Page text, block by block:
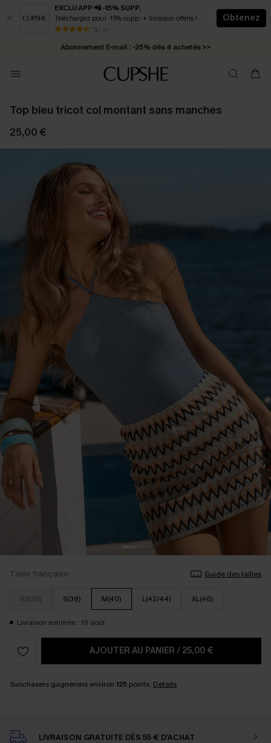
EXCLU APP 📲 -15% SUPP.
Téléchargez pour -15% supp. + livraison offerts !
50 k+
Obtenez
* Livraison éclair 2-3 jours ouvrés >>
Abonnement E-mail : -25% dès 4 achetés >>
Top bleu tricot col montant sans manches
25,00 €
Taille française Guide des tailles
XS(36) S(38) M(40) L(42/44) XL(46)
Livraison estimée : 19 août
AJOUTER AU PANIER / 25,00 €
Sunchasers gagnerons environ 125 points. Détails
LIVRAISON GRATUITE DÈS 55 € D'ACHAT